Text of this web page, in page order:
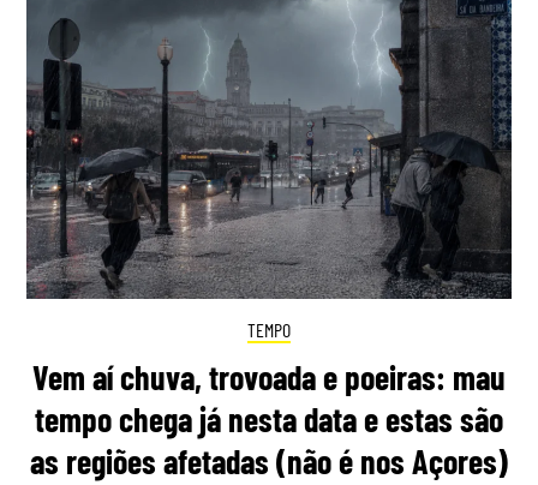
TEMPO
Vem aí chuva, trovoada e poeiras: mau
tempo chega já nesta data e estas são
as regiões afetadas (não é nos Açores)